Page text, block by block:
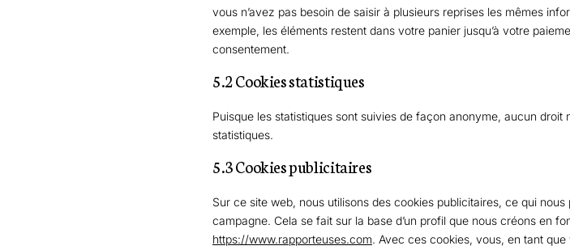
vous n’avez pas besoin de saisir à plusieurs reprises les mêmes
exemple, les éléments restent dans votre panier jusqu’à votre
consentement.
5.2 Cookies statistiques
Puisque les statistiques sont suivies de façon anonyme, aucun droit
statistiques.
5.3 Cookies publicitaires
Sur ce site web, nous utilisons des cookies publicitaires, ce qui
campagne. Cela se fait sur la base d’un profil que nous créons en
https://www.rapporteuses.com. Avec ces cookies, vous, en tant